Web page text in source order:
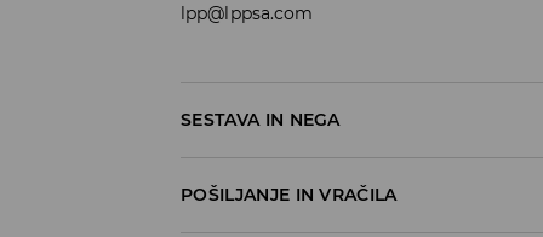
lpp@lppsa.com
SESTAVA IN NEGA
POŠILJANJE IN VRAČILA